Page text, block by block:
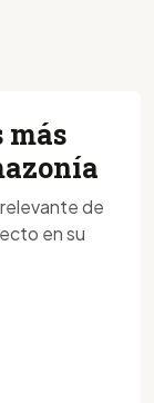
más
de
en su